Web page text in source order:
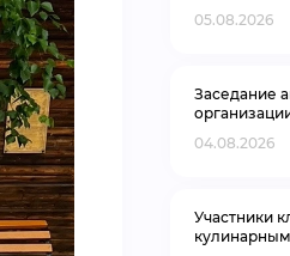
05.08.2026
Заседание
04.08.2026
Участники